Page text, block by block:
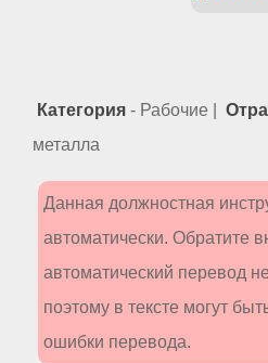
Категория - Рабочие |
металла
Данная должностная
автоматически. Обратите
автоматический перевод
поэтому в тексте могут
ошибки перевода.